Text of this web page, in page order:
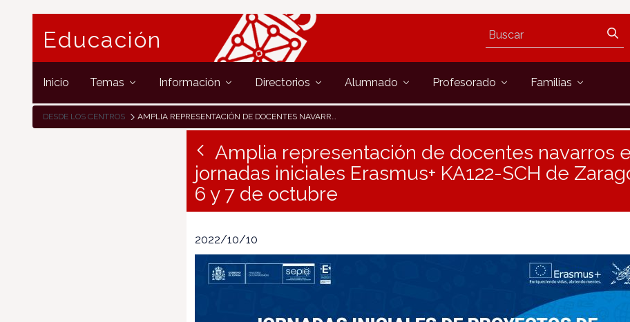
Educación
Inicio Temas Información Directorios Alumnado Profesorado Familias
DESDE LOS CENTROS AMPLIA REPRESENTACIÓN DE DOCENTES NAVARROS EN LAS JORNADAS INICIALES ERASMUS+ KA122-SCH DE ZARAGOZA LOS DÍAS 6 Y 7 DE OCTUBRE
Amplia representación de docentes navarros
jornadas iniciales Erasmus+ KA122-SCH de
6 y 7 de octubre
2022/10/10